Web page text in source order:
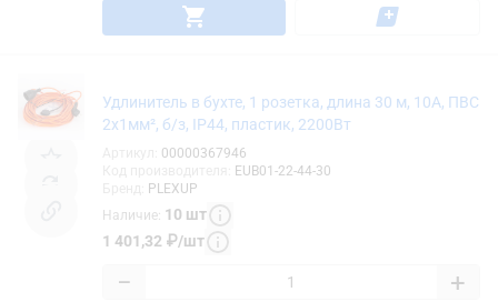
Удлинитель в бухте, 1 розетка, длина 30 м, 10А, ПВС
2х1мм², б/з, IP44, пластик, 2200Вт
00000367946
EUB01-22-44-30
PLEXUP
Наличие: 10 шт
1 401,32 ₽/шт
− +